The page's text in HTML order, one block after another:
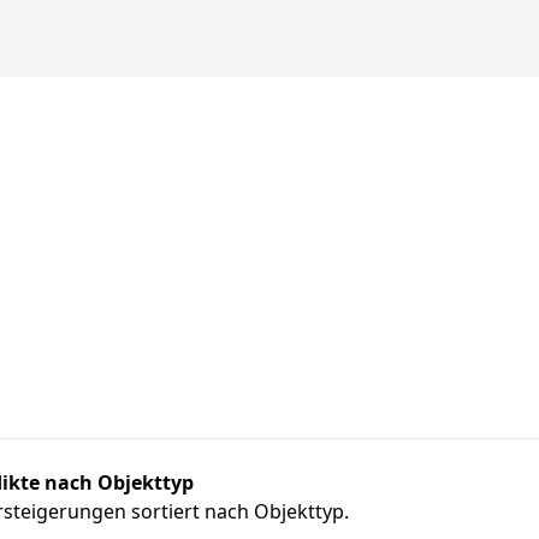
nach Objekttyp
sortiert nach Objekttyp.